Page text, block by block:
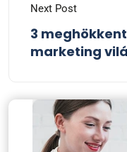
Next Post
3
marketing